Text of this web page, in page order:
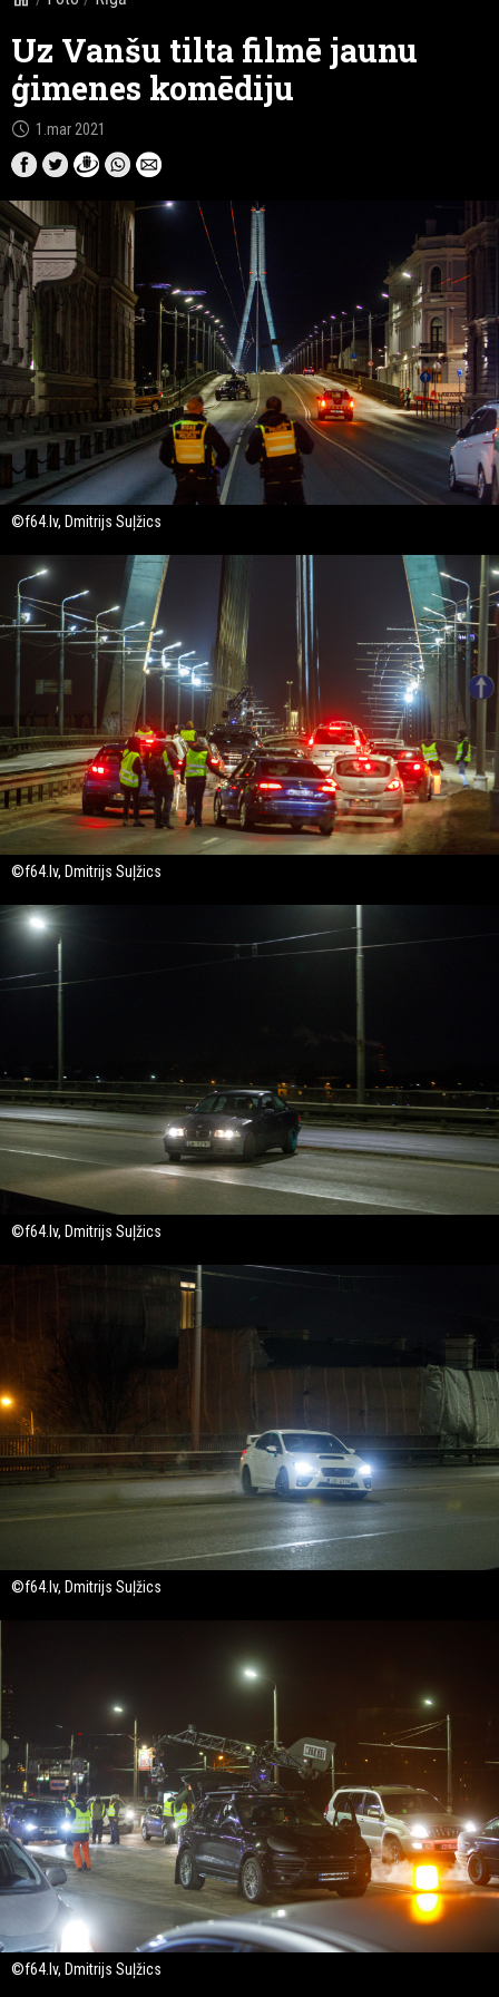
Uz Vanšu tilta filmē jaunu
ģimenes komēdiju
schedule 1.mar 2021
©f64.lv, Dmitrijs Suļžics
©f64.lv, Dmitrijs Suļžics
©f64.lv, Dmitrijs Suļžics
©f64.lv, Dmitrijs Suļžics
©f64.lv, Dmitrijs Suļžics